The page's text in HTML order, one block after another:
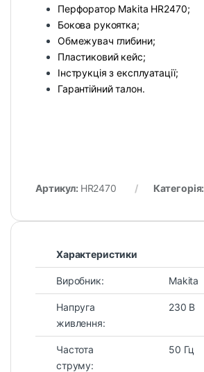
Перфоратор Makita HR2470;
Бокова рукоятка;
Обмежувач глибини;
Пластиковий кейс;
Інструкція з експлуатації;
Гарантійний талон.
Артикул: HR2470 Категорія:
Характеристики
Виробник: Makita
Напруга
живлення:
230 В
Частота
струму:
50 Гц